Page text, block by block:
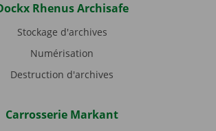
Rhenus Archisafe
Stockage d'archives
Numérisation
Destruction d'archives
Carrosserie Markant